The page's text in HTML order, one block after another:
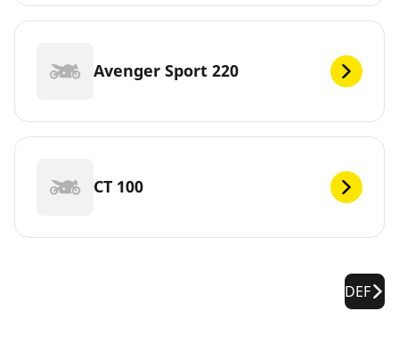
Avenger Sport 220
CT 100
DEF